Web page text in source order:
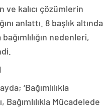
ve kalıcı çözümlerin
anlattı. 8 başlık altında
nedenleri,
‘Bağımlılıkla
Bağımlılıkla Mücadelede